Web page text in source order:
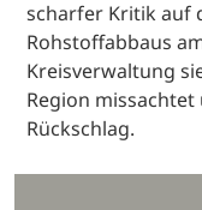
scharfer Kritik auf
Rohstoffabbaus
Kreisverwaltung
Region
Rückschlag.